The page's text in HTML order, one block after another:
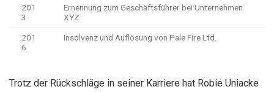
201
3
Ernennung zum Geschäftsführer bei Unternehmen
XYZ
201
6
Insolvenz und Auflösung von Pale Fire Ltd.
Trotz der Rückschläge in seiner Karriere hat Robie Uniacke